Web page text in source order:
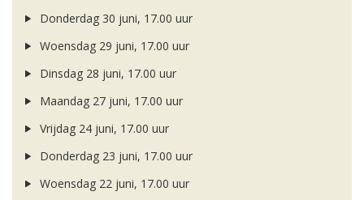
Donderdag 30 juni, 17.00 uur
Woensdag 29 juni, 17.00 uur
Dinsdag 28 juni, 17.00 uur
Maandag 27 juni, 17.00 uur
Vrijdag 24 juni, 17.00 uur
Donderdag 23 juni, 17.00 uur
Woensdag 22 juni, 17.00 uur